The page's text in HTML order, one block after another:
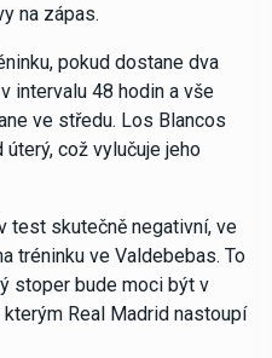
na zápas.
pokud dostane dva
intervalu 48 hodin a vše
ve středu. Los Blancos
což vylučuje jeho
test skutečně negativní, ve
tréninku ve Valdebebas. To
stoper bude moci být v
Real Madrid nastoupí